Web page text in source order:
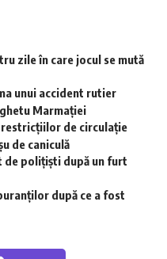
zile în care jocul se mută
unui accident rutier
Marmației
de circulație
de caniculă
de polițiști după un furt
după ce a fost